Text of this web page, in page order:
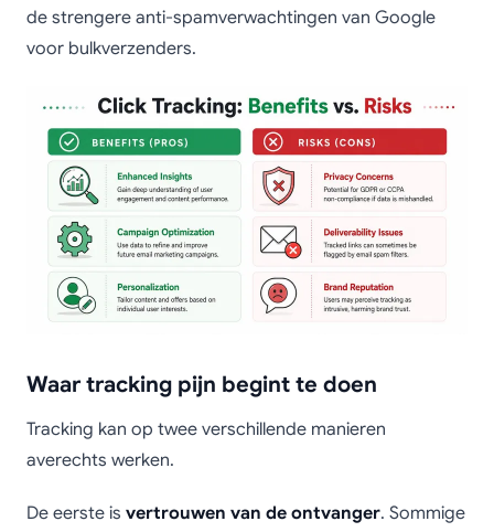
de strengere anti-spamverwachtingen van Google
voor bulkverzenders.
Waar tracking pijn begint te doen
Tracking kan op twee verschillende manieren
averechts werken.
De eerste is vertrouwen van de ontvanger. Sommige